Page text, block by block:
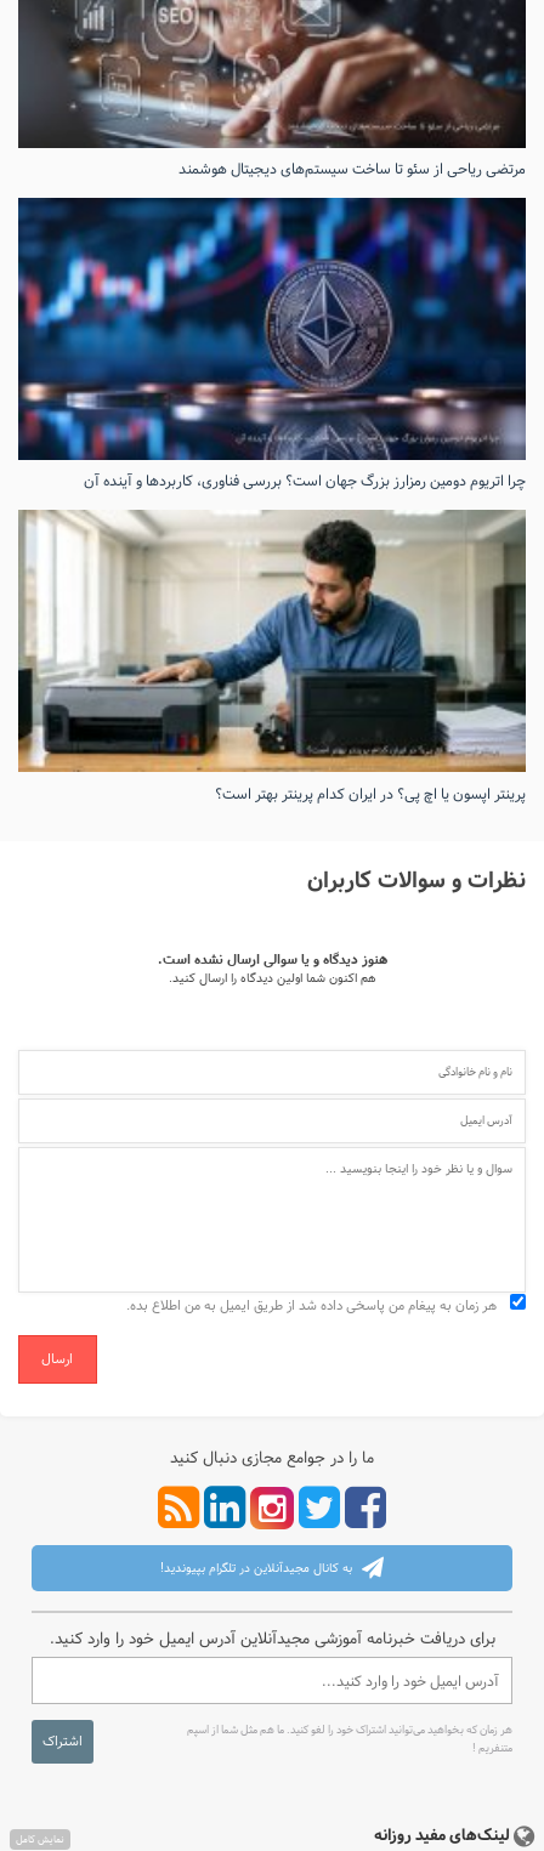
مرتضی ریاحی از سئو تا ساخت سیستم‌های دیجیتال هوشمند
چرا اتریوم دومین رمزارز بزرگ جهان است؟ بررسی فناوری، کاربردها و آینده آن
پرینتر اپسون یا اچ پی؟ در ایران کدام پرینتر بهتر است؟
نظرات و سوالات کاربران
هنوز دیدگاه و یا سوالی ارسال نشده است.
هم اکنون شما اولین دیدگاه را ارسال کنید.
هر زمان به پیغام من پاسخی داده شد از طریق ایمیل به من اطلاع بده.
ارسال
ما را در جوامع مجازی دنبال کنید
به کانال مجیدآنلاین در تلگرام بپیوندید!
برای دریافت خبرنامه آموزشی مجیدآنلاین آدرس ایمیل خود را وارد کنید.
هر زمان که بخواهید می‌توانید اشتراک خود را لغو کنید. ما هم مثل شما از اسپم
متنفریم !
اشتراک
لینک‌های مفید روزانه نمایش کامل